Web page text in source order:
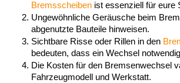
Bremsscheiben ist essenziell für eure
Ungewöhnliche Geräusche beim
abgenutzte Bauteile hinweisen.
Sichtbare Risse oder Rillen in den
bedeuten, dass ein Wechsel
Die Kosten für den Bremsenwechsel
Fahrzeugmodell und Werkstatt.